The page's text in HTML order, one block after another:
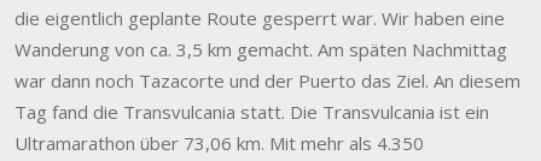
die eigentlich geplante Route gesperrt war. Wir haben eine
Wanderung von ca. 3,5 km gemacht. Am späten Nachmittag
war dann noch Tazacorte und der Puerto das Ziel. An diesem
Tag fand die Transvulcania statt. Die Transvulcania ist ein
Ultramarathon über 73,06 km. Mit mehr als 4.350